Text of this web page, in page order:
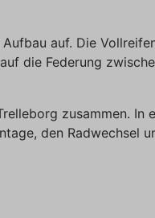
auf. Die
die Federung
zusammen. In
den Radwechsel